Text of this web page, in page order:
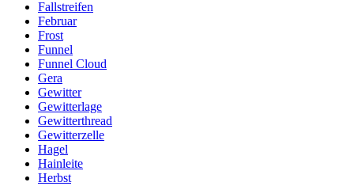
Fallstreifen
Februar
Frost
Funnel
Funnel Cloud
Gera
Gewitter
Gewitterlage
Gewitterthread
Gewitterzelle
Hagel
Hainleite
Herbst